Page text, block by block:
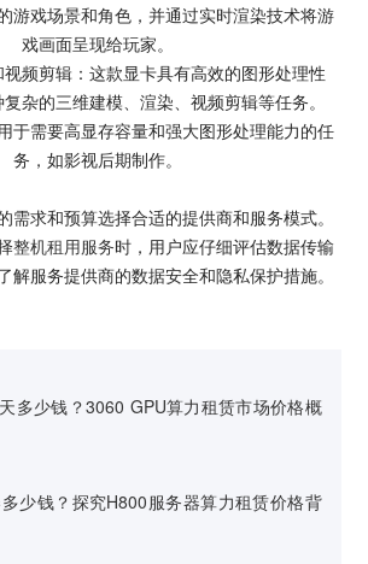
游戏场景和角色，并通过实时渲染技术将游
戏画面呈现给玩家。
频剪辑：这款显卡具有高效的图形处理性
杂的三维建模、渲染、视频剪辑等任务。
于需要高显存容量和强大图形处理能力的任
务，如影视后期制作。
需求和预算选择合适的提供商和服务模式。
整机租用服务时，用户应仔细评估数据传输
解服务提供商的数据安全和隐私保护措施。
多少钱？3060 GPU算力租赁市场价格概
少钱？探究H800服务器算力租赁价格背